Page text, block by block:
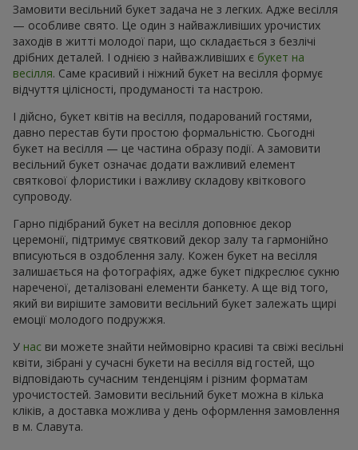
Замовити весільний букет задача не з легких. Адже весілля
— особливе свято. Це один з найважливіших урочистих
заходів в житті молодої пари, що складається з безлічі
дрібних деталей. І однією з найважливіших є букет на
весілля. Саме красивий і ніжний букет на весілля формує
відчуття цілісності, продуманості та настрою.
І дійсно, букет квітів на весілля, подарований гостями,
давно перестав бути простою формальністю. Сьогодні
букет на весілля — це частина образу події. А замовити
весільний букет означає додати важливий елемент
святкової флористики і важливу складову квіткового
супроводу.
Гарно підібраний букет на весілля доповнює декор
церемонії, підтримує святковий декор залу та гармонійно
вписуються в оздоблення залу. Кожен букет на весілля
залишається на фотографіях, адже букет підкреслює сукню
нареченої, деталізовані елементи банкету. А ще від того,
який ви вирішите замовити весільний букет залежать щирі
емоції молодого подружжя.
У нас ви можете знайти неймовірно красиві та свіжі весільні
квіти, зібрані у сучасні букети на весілля від гостей, що
відповідають сучасним тенденціям і різним форматам
урочистостей. Замовити весільний букет можна в кілька
кліків, а доставка можлива у день оформлення замовлення
в м. Славута.